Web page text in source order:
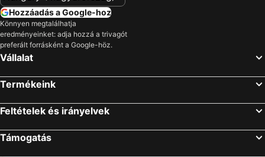
Hozzáadás a Google-hoz
Könnyen megtalálhatja
eredményeinket: adja hozzá a trivagót
preferált forrásként a Google-höz.
Vállalat
Termékeink
Feltételek és irányelvek
Támogatás